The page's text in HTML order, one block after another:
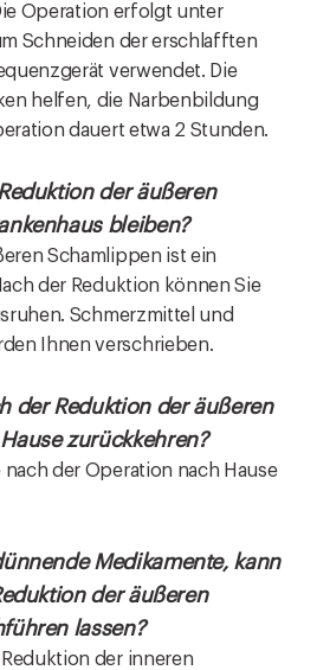
Operation erfolgt unter
Schneiden der erschlafften
verwendet. Die
helfen, die Narbenbildung
dauert etwa 2 Stunden.
der äußeren
bleiben?
Schamlippen ist ein
der Reduktion können Sie
Schmerzmittel und
Ihnen verschrieben.
der Reduktion der äußeren
zurückkehren?
der Operation nach Hause
Medikamente, kann
der äußeren
lassen?
der inneren